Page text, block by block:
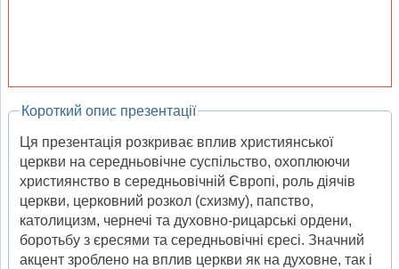
Короткий опис презентації
Ця презентація розкриває вплив християнської
церкви на середньовічне суспільство, охоплюючи
християнство в середньовічній Європі, роль діячів
церкви, церковний розкол (схизму), папство,
католицизм, чернечі та духовно-рицарські ордени,
боротьбу з єресями та середньовічні єресі. Значний
акцент зроблено на вплив церкви як на духовне, так і